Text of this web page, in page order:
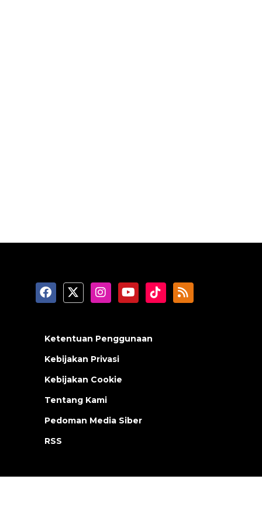
Ketentuan Penggunaan
Kebijakan Privasi
Kebijakan Cookie
Tentang Kami
Pedoman Media Siber
RSS